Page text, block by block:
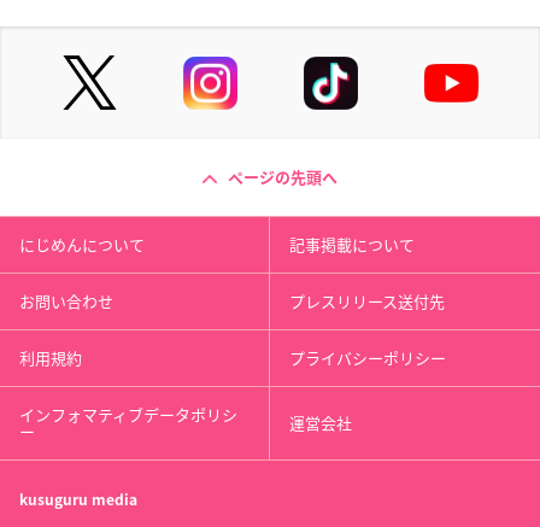
ページの先頭へ
にじめんについて 記事掲載について
お問い合わせ プレスリリース送付先
利用規約 プライバシーポリシー
インフォマティブデータポリシ
ー 運営会社
kusuguru media